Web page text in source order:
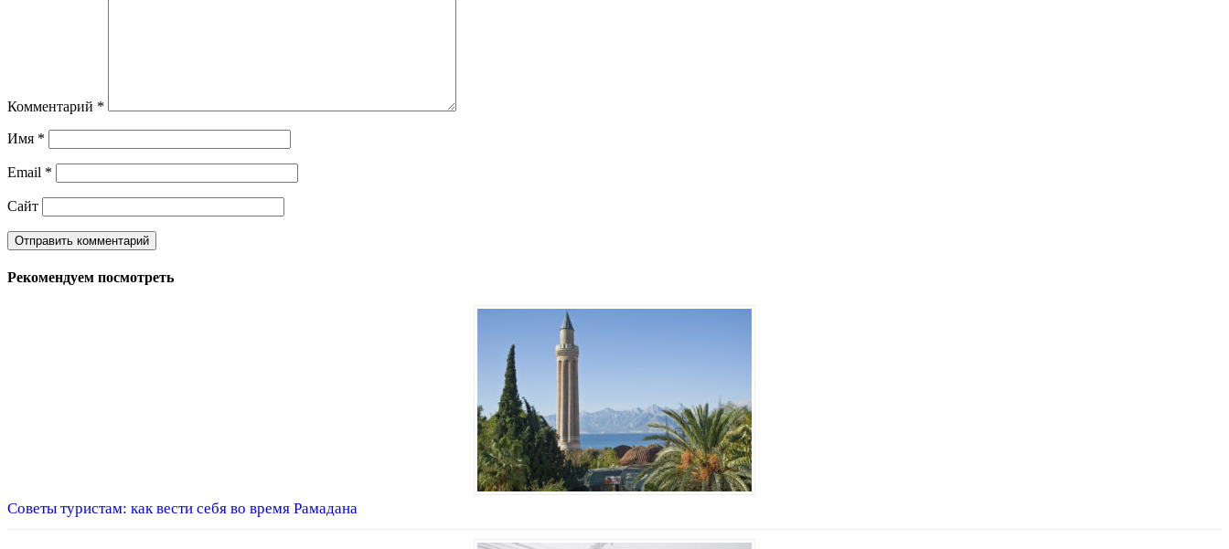
Комментарий *
Имя *
Email *
Сайт
Рекомендуем посмотреть
Советы туристам: как вести себя во время Рамадана